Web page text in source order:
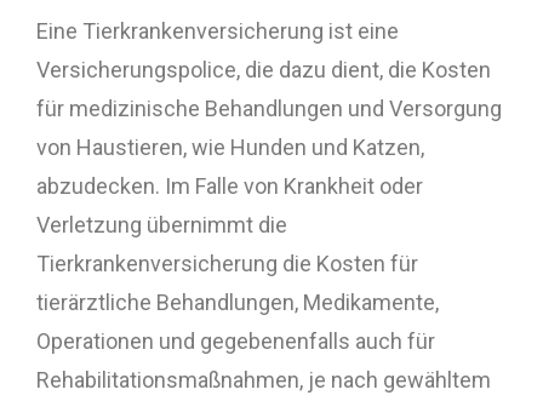
Eine Tierkrankenversicherung ist eine
Versicherungspolice, die dazu dient, die Kosten
für medizinische Behandlungen und Versorgung
von Haustieren, wie Hunden und Katzen,
abzudecken. Im Falle von Krankheit oder
Verletzung übernimmt die
Tierkrankenversicherung die Kosten für
tierärztliche Behandlungen, Medikamente,
Operationen und gegebenenfalls auch für
Rehabilitationsmaßnahmen, je nach gewähltem